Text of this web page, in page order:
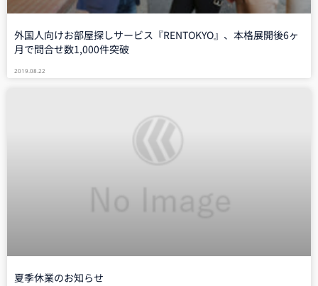
外国人向けお部屋探しサービス『RENTOKYO』、本格展開後6ヶ
月で問合せ数1,000件突破
2019.08.22
夏季休業のお知らせ